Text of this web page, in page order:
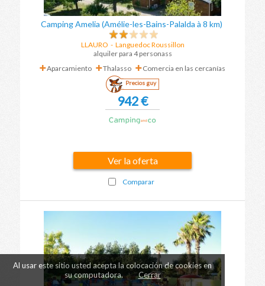
Camping Amelia (Amélie-les-Bains-Palalda à 8 km)
LLAURO - Languedoc Roussillon
alquiler para 4 personass
Aparcamiento
Thalasso Comercia en las cercanías
Precios guy
942 €
Ver la oferta
Comparar
Al usar este sitio usted acepta la colocación de cookies en
su computadora.
Cerrar